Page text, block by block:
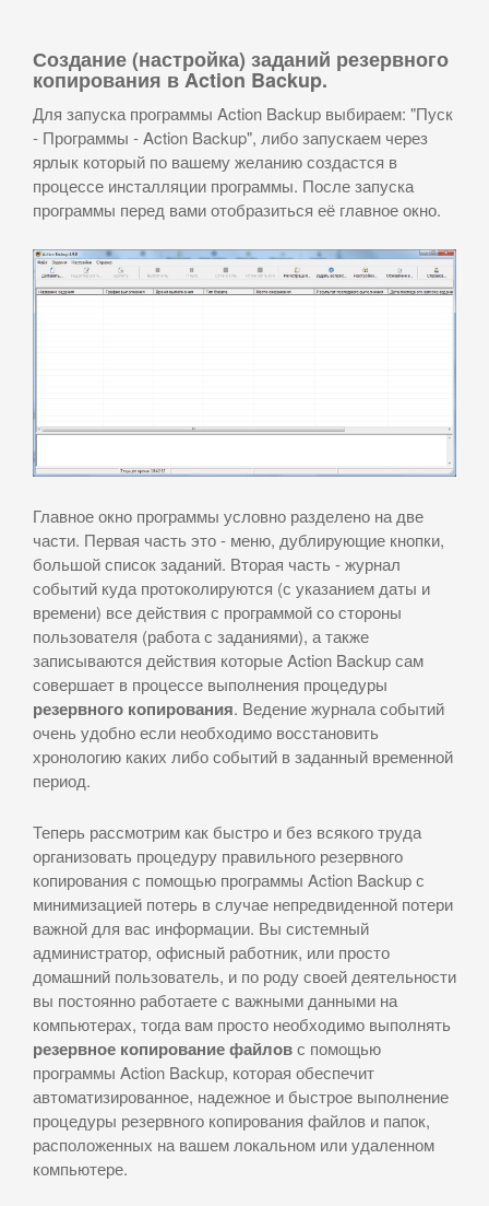
Создание (настройка) заданий резервного
копирования в Action Backup.
Для запуска программы Action Backup выбираем: "Пуск
- Программы - Action Backup", либо запускаем через
ярлык который по вашему желанию создастся в
процессе инсталляции программы. После запуска
программы перед вами отобразиться её главное окно.
Главное окно программы условно разделено на две
части. Первая часть это - меню, дублирующие кнопки,
большой список заданий. Вторая часть - журнал
событий куда протоколируются (с указанием даты и
времени) все действия с программой со стороны
пользователя (работа с заданиями), а также
записываются действия которые Action Backup сам
совершает в процессе выполнения процедуры
резервного копирования. Ведение журнала событий
очень удобно если необходимо восстановить
хронологию каких либо событий в заданный временной
период.
Теперь рассмотрим как быстро и без всякого труда
организовать процедуру правильного резервного
копирования с помощью программы Action Backup с
минимизацией потерь в случае непредвиденной потери
важной для вас информации. Вы системный
администратор, офисный работник, или просто
домашний пользователь, и по роду своей деятельности
вы постоянно работаете с важными данными на
компьютерах, тогда вам просто необходимо выполнять
резервное копирование файловс помощью
программы Action Backup, которая обеспечит
автоматизированное, надежное и быстрое выполнение
процедуры резервного копирования файлов и папок,
расположенных на вашем локальном или удаленном
компьютере.